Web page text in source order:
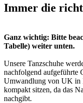
Immer die
Ganz wichtig: Bitte
Tabelle) weiter unten.
Unsere Tanzschuhe
nachfolgend aufgeführte
Umwandlung von UK in
kompakt sitzen, da das
nachgibt.